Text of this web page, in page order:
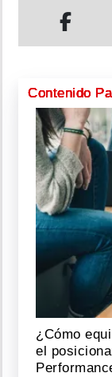
Contenido
¿Cómo
el